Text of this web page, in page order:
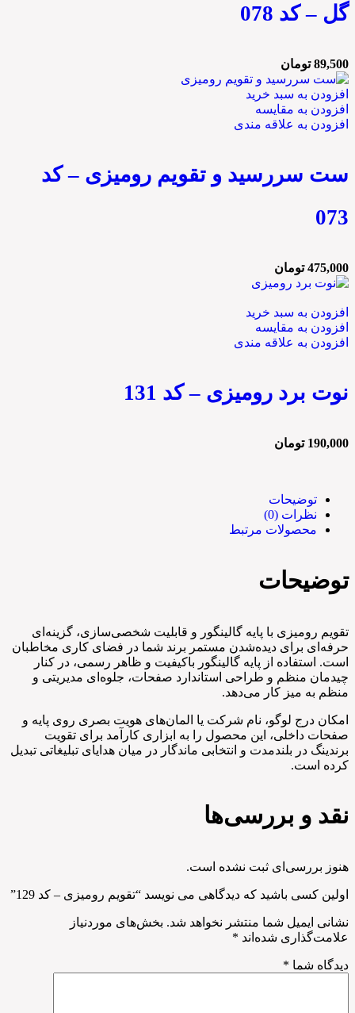
گل – کد 078
89,500 تومان
افزودن به سبد خرید
افزودن به مقایسه
افزودن به علاقه مندی
ست سررسید و تقویم رومیزی – کد
073
475,000 تومان
افزودن به سبد خرید
افزودن به مقایسه
افزودن به علاقه مندی
نوت برد رومیزی – کد 131
190,000 تومان
توضیحات
نظرات (0)
محصولات مرتبط
توضیحات
تقویم رومیزی با پایه گالینگور و قابلیت شخصی‌سازی، گزینه‌ای
حرفه‌ای برای دیده‌شدن مستمر برند شما در فضای کاری مخاطبان
است. استفاده از پایه گالینگور باکیفیت و ظاهر رسمی، در کنار
چیدمان منظم و طراحی استاندارد صفحات، جلوه‌ای مدیریتی و
منظم به میز کار می‌دهد.
امکان درج لوگو، نام شرکت یا المان‌های هویت بصری روی پایه و
صفحات داخلی، این محصول را به ابزاری کارآمد برای تقویت
برندینگ در بلندمدت و انتخابی ماندگار در میان هدایای تبلیغاتی تبدیل
کرده است.
نقد و بررسی‌ها
هنوز بررسی‌ای ثبت نشده است.
اولین کسی باشید که دیدگاهی می نویسد “تقویم رومیزی – کد 129”
نشانی ایمیل شما منتشر نخواهد شد. بخش‌های موردنیاز
علامت‌گذاری شده‌اند *
دیدگاه شما *